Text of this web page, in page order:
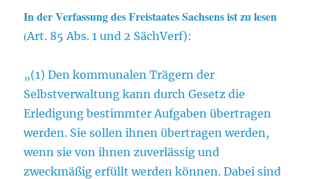
In der Verfassung des Freistaates Sachsens ist zu lesen
(Art. 85 Abs. 1 und 2 SächVerf):
„(1) Den kommunalen Trägern der
Selbstverwaltung kann durch Gesetz die
Erledigung bestimmter Aufgaben übertragen
werden. Sie sollen ihnen übertragen werden,
wenn sie von ihnen zuverlässig und
zweckmäßig erfüllt werden können. Dabei sind